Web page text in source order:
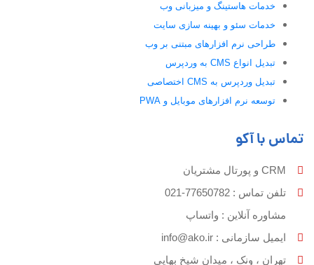
خدمات هاستینگ و میزبانی وب
خدمات سئو و بهینه سازی سایت
طراحی نرم افزارهای مبتنی بر وب
تبدیل انواع CMS به وردپرس
تبدیل وردپرس به CMS اختصاصی
توسعه نرم افزارهای موبایل و PWA
تماس با آکو
CRM و پورتال مشتریان
تلفن تماس :‌ 77650782-021
مشاوره آنلاین : واتساپ
ایمیل سازمانی :‌ info@ako.ir
تهران ، ونک ، میدان شیخ بهایی